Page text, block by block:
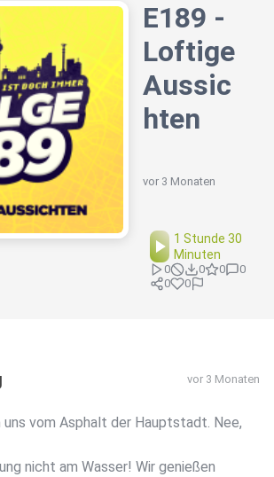
E189 -
Loftige
Aussic
hten
vor 3 Monaten
1 Stunde 30
Minuten
0 0 0
0
0
0
vor 3 Monaten
vom Asphalt der Hauptstadt. Nee,
nicht am Wasser! Wir genießen